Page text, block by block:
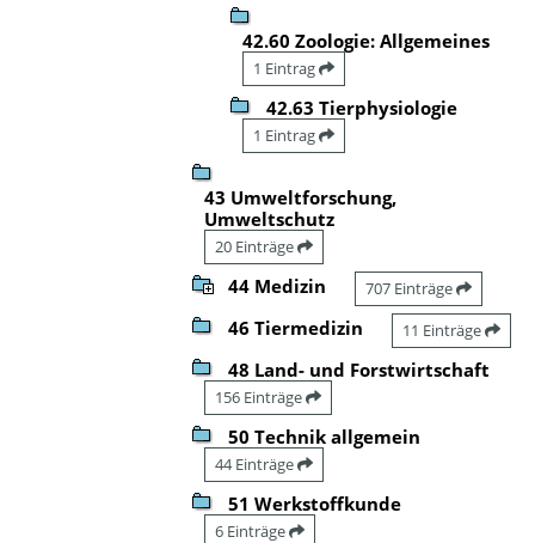
42.60 Zoologie: Allgemeines
1 Eintrag
42.63 Tierphysiologie
1 Eintrag
43 Umweltforschung,
Umweltschutz
20 Einträge
44 Medizin 707 Einträge
46 Tiermedizin 11 Einträge
48 Land- und Forstwirtschaft
156 Einträge
50 Technik allgemein
44 Einträge
51 Werkstoffkunde
6 Einträge